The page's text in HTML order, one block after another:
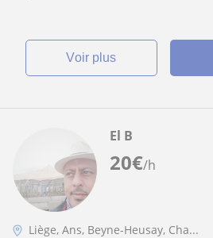
voir plus
20€/h
El B
Liège, Ans, Beyne-Heusay, Cha...